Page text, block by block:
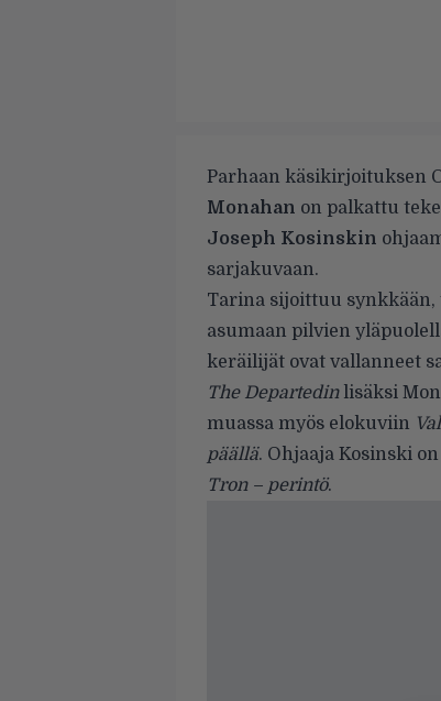
Parhaan käsikirjoituksen
Monahan on palkattu
Joseph Kosinskin
sarjakuvaan.
Tarina sijoittuu
asumaan pilvien
keräilijät ovat vallanneet
The Departedinlisäksi
muassa myös elokuviin
päällä. Ohjaaja Kosinski
Tron – perintö.